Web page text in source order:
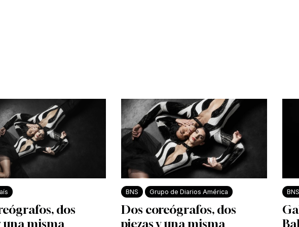
dos
una misma
BNS Grupo de Diarios América
Dos coreógrafos, dos
piezas y una misma
BNS